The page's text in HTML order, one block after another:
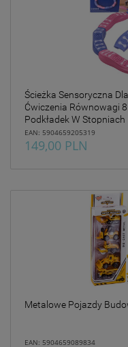
Ścieżka Sensoryczna
Ćwiczenia Równowagi
Podkładek W Stopniach
EAN: 5904659205319
149,00 PLN
Metalowe Pojazdy
EAN: 5904659089834